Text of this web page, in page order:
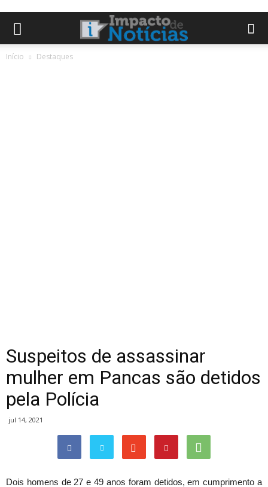
Início Destaques
Suspeitos de assassinar
mulher em Pancas são detidos
pela Polícia
jul 14, 2021
Dois homens de 27 e 49 anos foram detidos, em cumprimento a